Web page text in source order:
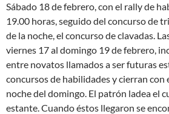
Sábado 18 de febrero, con el rally de
19.00 horas, seguido del concurso de
de la noche, el concurso de clavadas.
viernes 17 al domingo 19 de febrero,
entre novatos llamados a ser futuras
concursos de habilidades y cierran con
noche del domingo. El patrón ladea el
estante. Cuando éstos llegaron se